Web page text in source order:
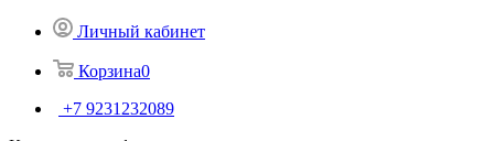
Личный кабинет
Корзина0
+7 9231232089